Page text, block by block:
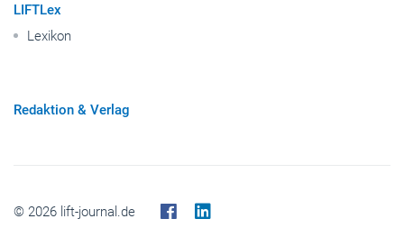
LIFTLex
Lexikon
Redaktion & Verlag
© 2026 lift-journal.de